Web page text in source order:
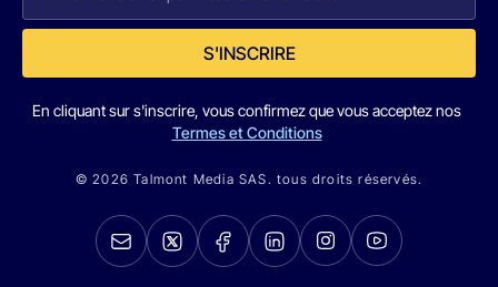
S'INSCRIRE
En cliquant sur s'inscrire, vous confirmez que vous acceptez nos
Termes et Conditions
© 2026 Talmont Media SAS. tous droits réservés.